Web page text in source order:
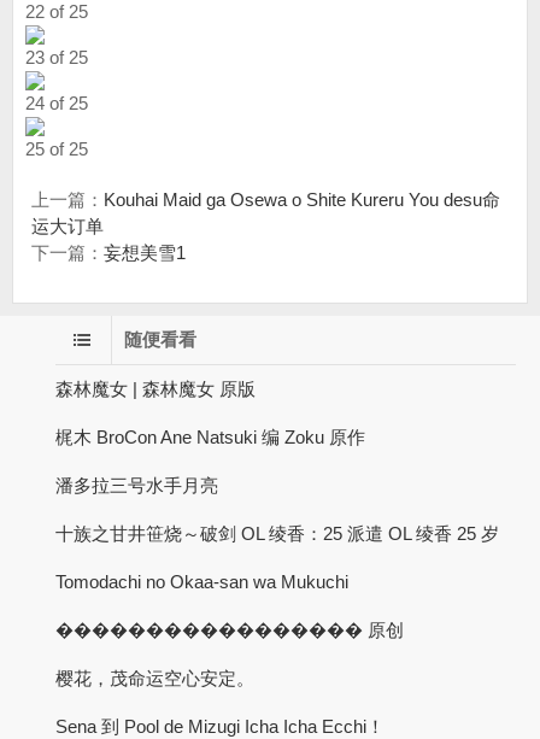
22 of 25
23 of 25
24 of 25
25 of 25
上一篇： Kouhai Maid ga Osewa o Shite Kureru You desu命
运大订单
下一篇： 妄想美雪1
随便看看
森林魔女 | 森林魔女 原版
梶木 BroCon Ane Natsuki 编 Zoku 原作
潘多拉三号水手月亮
十族之甘井笹烧～破剑 OL 绫香：25 派遣 OL 绫香 25 岁
Tomodachi no Okaa-san wa Mukuchi
����������������� 原创
樱花，茂命运空心安定。
Sena 到 Pool de Mizugi Icha Icha Ecchi！